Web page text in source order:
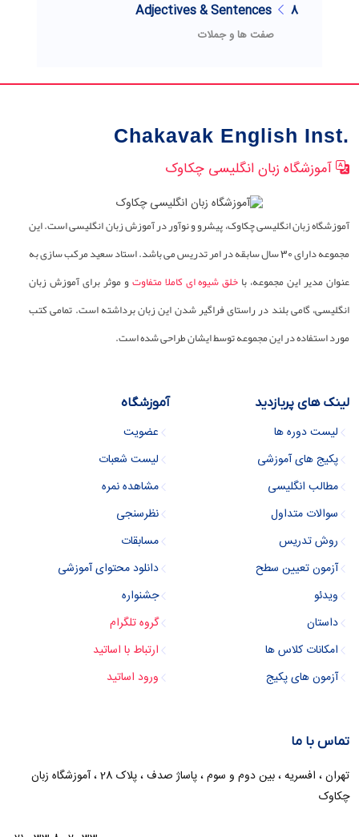
8
صفت ها و جملات
Chakavak English Inst.
آموزشگاه زبان انگلیسی چکاوک
آموزشگاه زبان انگلیسی چکاوک، پیشرو و نوآور در آموزش زبان انگلیسی است. این
مجموعه دارای 30 سال سابقه در امر تدریس می باشد. استاد سعید مرکب سازی به
عنوان مدیر این مجموعه، باخلق شیوه ای کاملا متفاوتو موثر برای آموزش زبان
انگلیسی، گامی بلند در راستای فراگیر شدن این زبان برداشته است. تمامی کتب
مورد استفاده در این مجموعه توسط ایشان طراحی شده است.
لینک های پربازدید
لیست دوره ها
پکیج های آموزشی
مطالب انگلیسی
سوالات متداول
روش تدریس
آزمون تعیین سطح
ویدئو
داستان
امکانات کلاس ها
آزمون های پکیج
آموزشگاه
عضویت
لیست شعبات
مشاهده نمره
نظرسنجی
مسابقات
دانلود محتوای آموزشی
جشنواره
گروه تلگرام
ارتباط با اساتید
ورود اساتید
تماس با ما
تهران ، افسریه ، بین دوم و سوم ، پاساژ صدف ، پلاک 28 ، آموزشگاه زبان
چکاوک